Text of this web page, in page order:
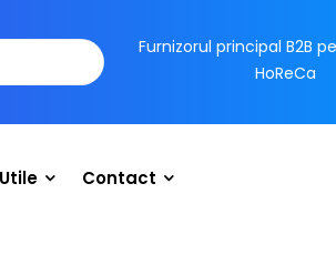
Furnizorul principal B2B
HoReCa
Utile Contact